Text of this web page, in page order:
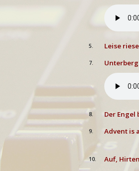
5. Leise
7.
8. Der
9. Advent is
10. Auf,